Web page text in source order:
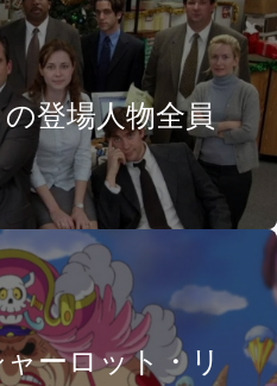
登場人物全員
ーロット・リ